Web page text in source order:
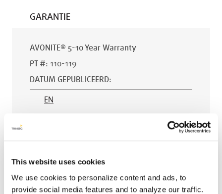
This website uses cookies
We use cookies to personalize content and ads, to
provide social media features and to analyze our traffic.
GARANTIE
AVONITE® 5-10 Year Warranty
PT #: 110-119
DATUM GEPUBLICEERD:
EN
PT #: 110-118
DATUM GEPUBLICEERD: